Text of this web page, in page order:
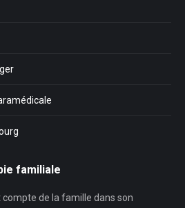
familiale
compte de la famille dans son